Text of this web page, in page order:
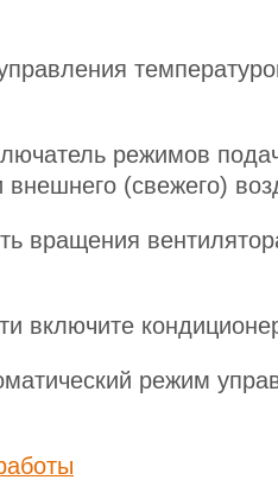
режимов
(свежего)
вращения
включите
режим